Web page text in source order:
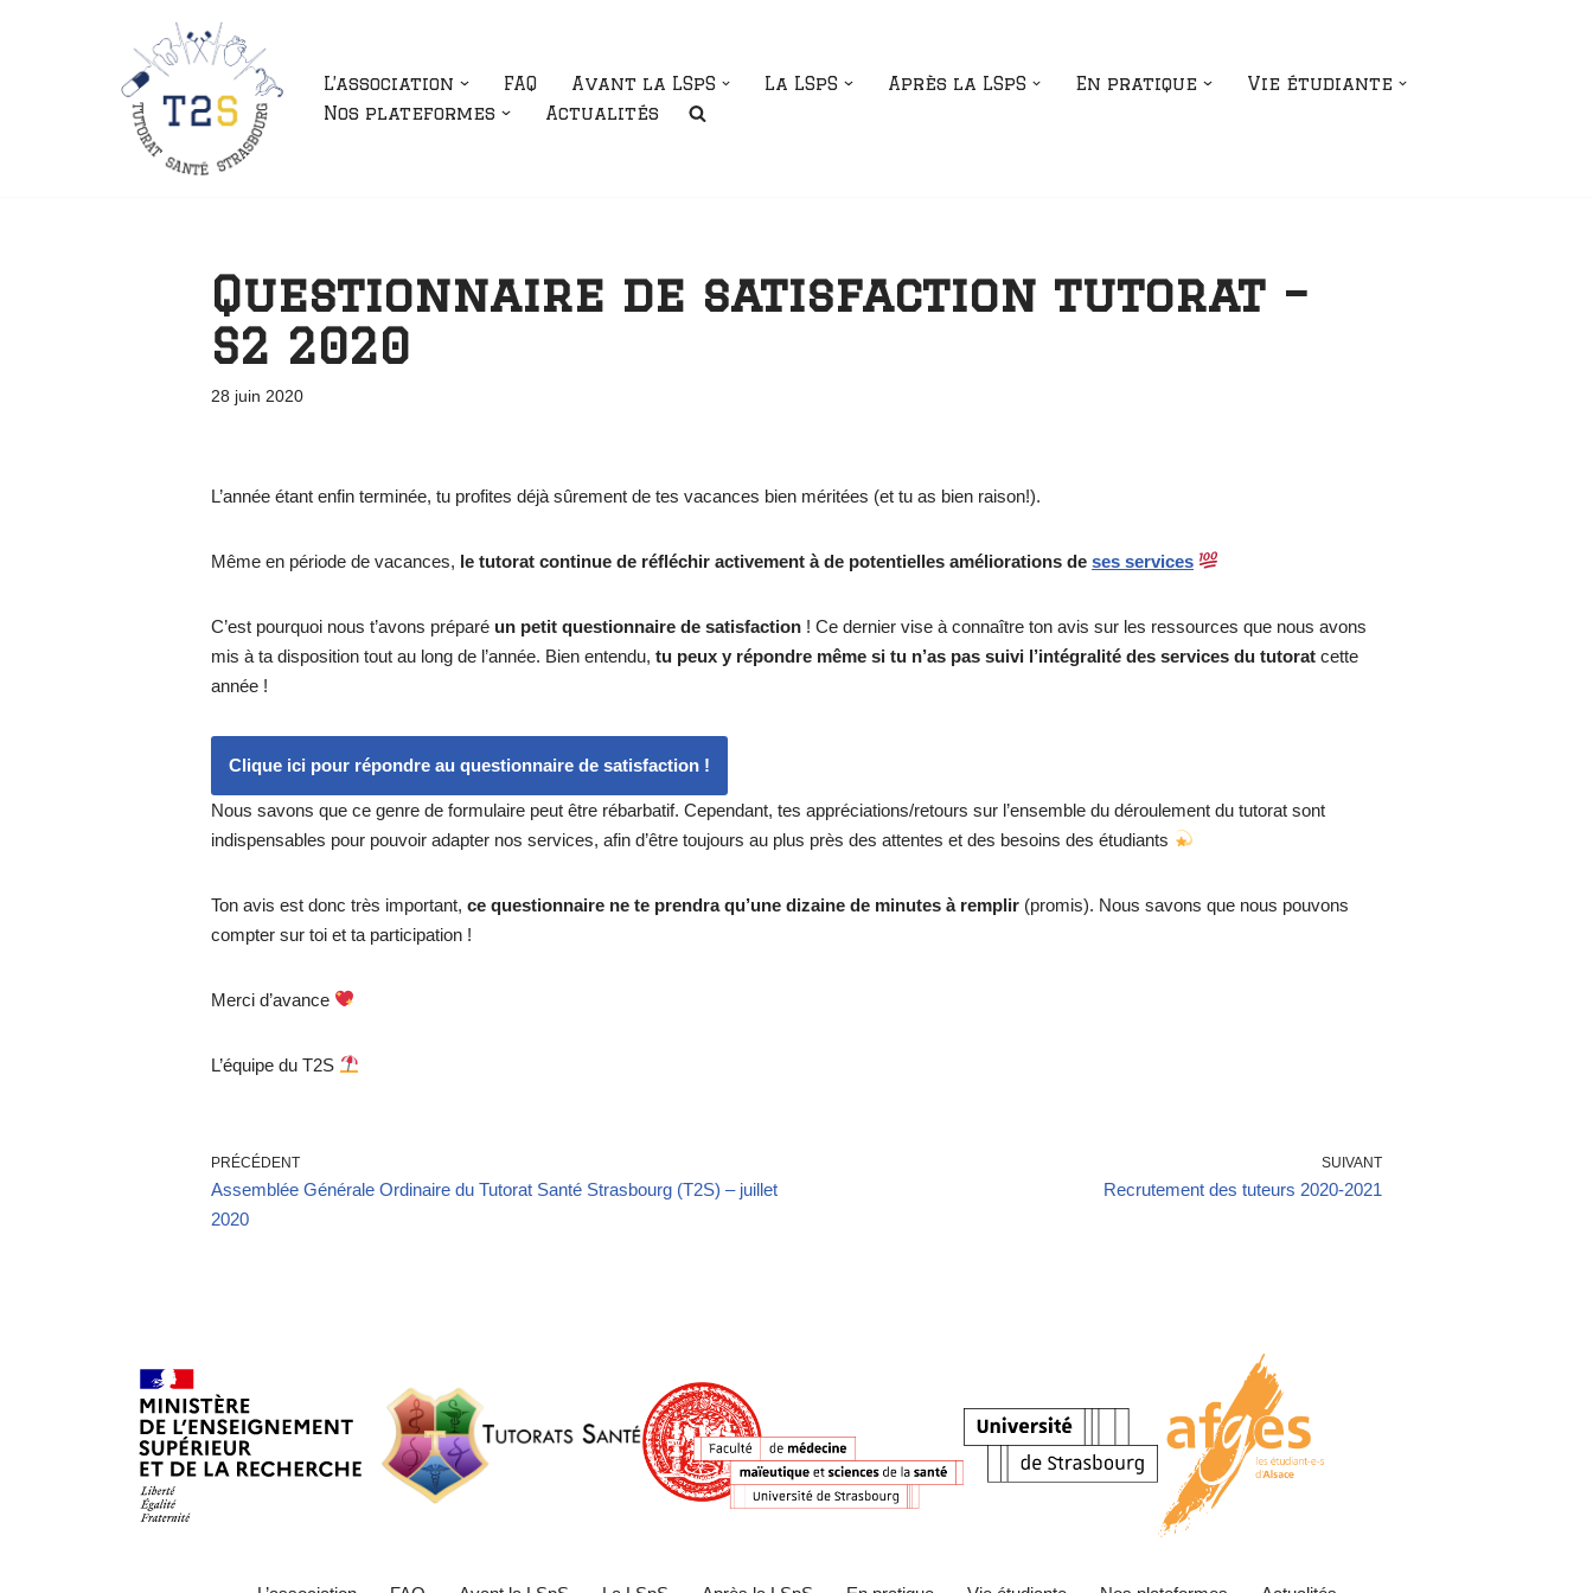
L’association FAQ Avant la LSpS La LSpS Après la LSpS En pratique
Vie étudiante
Nos plateformes
Actualités
Questionnaire de satisfaction tutorat –
S2 2020
28 juin 2020
L’année étant enfin terminée, tu profites déjà sûrement de tes vacances bien méritées (et tu as bien raison!).
Même en période de vacances, le tutorat continue de réfléchir activement à de potentielles améliorations deses services
C’est pourquoi nous t’avons préparé un petit questionnaire de satisfaction ! Ce dernier vise à connaître ton avis sur les ressources que nous avons
mis à ta disposition tout au long de l’année. Bien entendu,tu peux y répondre même si tu n’as pas suivi l’intégralité des services du tutorat cette
année !
Clique ici pour répondre au questionnaire de satisfaction !
Nous savons que ce genre de formulaire peut être rébarbatif. Cependant, tes appréciations/retours sur l’ensemble du déroulement du tutorat sont
indispensables pour pouvoir adapter nos services, afin d’être toujours au plus près des attentes et des besoins des étudiants
Ton avis est donc très important,ce questionnaire ne te prendra qu’une dizaine de minutes à remplir (promis). Nous savons que nous pouvons
compter sur toi et ta participation !
Merci d’avance
L’équipe du T2S
PRÉCÉDENT
Assemblée Générale Ordinaire du Tutorat Santé Strasbourg (T2S) – juillet
2020
SUIVANT
Recrutement des tuteurs 2020-2021